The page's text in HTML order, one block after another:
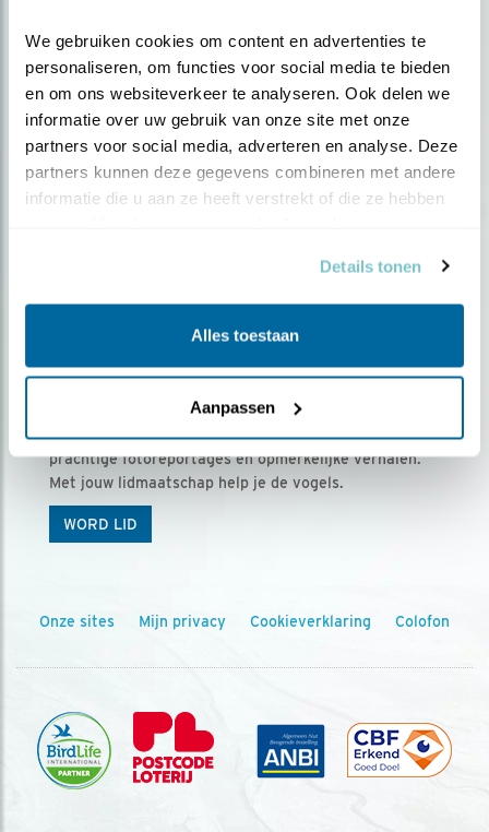
We gebruiken cookies om content en advertenties te
personaliseren, om functies voor social media te bieden
en om ons websiteverkeer te analyseren. Ook delen we
informatie over uw gebruik van onze site met onze
partners voor social media, adverteren en analyse. Deze
partners kunnen deze gegevens combineren met andere
informatie die u aan ze heeft verstrekt of die ze hebben
Details tonen
Alles toestaan
Aanpassen
Ontvang 5 x Vogels voor € 36,00 per jaar
Vogels is het tijdschrift voor onze leden, met
prachtige fotoreportages en opmerkelijke verhalen.
Met jouw lidmaatschap help je de vogels.
WORD LID
Onze sites Mijn privacy Cookieverklaring Colofon